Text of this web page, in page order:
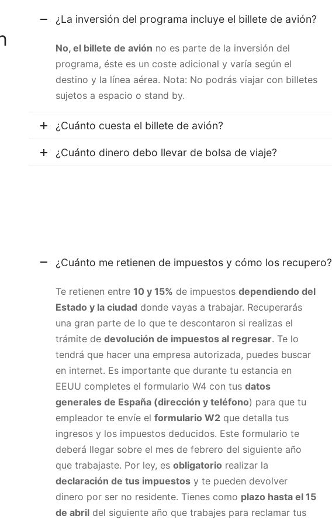
¿La inversión del programa incluye el billete de avión?
No, el billete de avión no es parte de la inversión del
programa, éste es un coste adicional y varía según el
destino y la línea aérea. Nota: No podrás viajar con billetes
sujetos a espacio o stand by.
¿Cuánto cuesta el billete de avión?
¿Cuánto dinero debo llevar de bolsa de viaje?
¿Cuánto me retienen de impuestos y cómo los recupero?
Te retienen entre 10 y 15% de impuestos dependiendo del
Estado y la ciudad donde vayas a trabajar. Recuperarás
una gran parte de lo que te descontaron si realizas el
trámite de devolución de impuestos al regresar. Te lo
tendrá que hacer una empresa autorizada, puedes buscar
en internet. Es importante que durante tu estancia en
EEUU completes el formulario W4 con tus datos
generales de España (dirección y teléfono) para que tu
empleador te envíe el formulario W2 que detalla tus
ingresos y los impuestos deducidos. Este formulario te
deberá llegar sobre el mes de febrero del siguiente año
que trabajaste. Por ley, es obligatorio realizar la
declaración de tus impuestos y te pueden devolver
dinero por ser no residente. Tienes como plazo hasta el 15
de abril del siguiente año que trabajes para reclamar tus